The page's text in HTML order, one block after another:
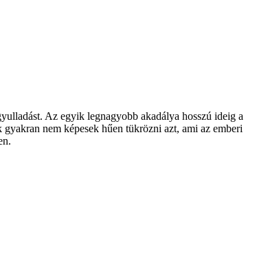
Az egyik legnagyobb akadálya hosszú ideig a
nem képesek hűen tükrözni azt, ami az emberi